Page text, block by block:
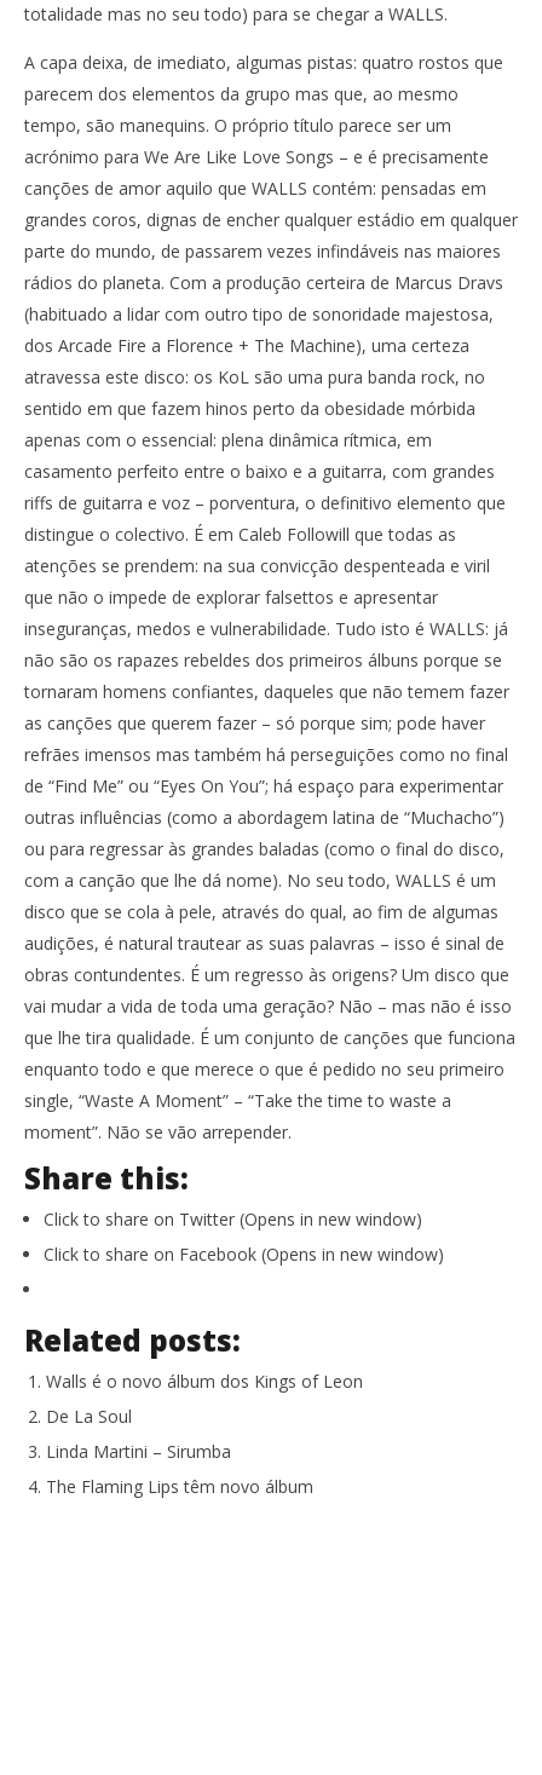
totalidade mas no seu todo) para se chegar a WALLS.
A capa deixa, de imediato, algumas pistas: quatro rostos que
parecem dos elementos da grupo mas que, ao mesmo
tempo, são manequins. O próprio título parece ser um
acrónimo para We Are Like Love Songs – e é precisamente
canções de amor aquilo que WALLS contém: pensadas em
grandes coros, dignas de encher qualquer estádio em qualquer
parte do mundo, de passarem vezes infindáveis nas maiores
rádios do planeta. Com a produção certeira de Marcus Dravs
(habituado a lidar com outro tipo de sonoridade majestosa,
dos Arcade Fire a Florence + The Machine), uma certeza
atravessa este disco: os KoL são uma pura banda rock, no
sentido em que fazem hinos perto da obesidade mórbida
apenas com o essencial: plena dinâmica rítmica, em
casamento perfeito entre o baixo e a guitarra, com grandes
riffs de guitarra e voz – porventura, o definitivo elemento que
distingue o colectivo. É em Caleb Followill que todas as
atenções se prendem: na sua convicção despenteada e viril
que não o impede de explorar falsettos e apresentar
inseguranças, medos e vulnerabilidade. Tudo isto é WALLS: já
não são os rapazes rebeldes dos primeiros álbuns porque se
tornaram homens confiantes, daqueles que não temem fazer
as canções que querem fazer – só porque sim; pode haver
refrães imensos mas também há perseguições como no final
de “Find Me” ou “Eyes On You”; há espaço para experimentar
outras influências (como a abordagem latina de “Muchacho”)
ou para regressar às grandes baladas (como o final do disco,
com a canção que lhe dá nome). No seu todo, WALLS é um
disco que se cola à pele, através do qual, ao fim de algumas
audições, é natural trautear as suas palavras – isso é sinal de
obras contundentes. É um regresso às origens? Um disco que
vai mudar a vida de toda uma geração? Não – mas não é isso
que lhe tira qualidade. É um conjunto de canções que funciona
enquanto todo e que merece o que é pedido no seu primeiro
single, “Waste A Moment” – “Take the time to waste a
moment”. Não se vão arrepender.
Share this:
Click to share on Twitter (Opens in new window)
Click to share on Facebook (Opens in new window)
Related posts:
Walls é o novo álbum dos Kings of Leon
De La Soul
Linda Martini – Sirumba
The Flaming Lips têm novo álbum